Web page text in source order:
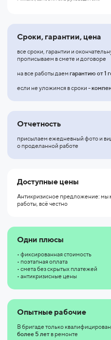
Сроки, гарантии, цена
все сроки, гарантии и
прописываем в смете и договоре
на все работы даем гарантию от 1
если не уложимся в сроки -
Отчетность
присылаем ежедневный фото и
о проделанной работе
Доступные цены
Антикризисное предложение: мы
работы, всё честно
Одни плюсы
• фиксированная стоимость
• поэтапная оплата
• смета без скрытых платежей
• антикризисные цены
Опытные рабочие
В бригаде только
более 5 лет в ремонте